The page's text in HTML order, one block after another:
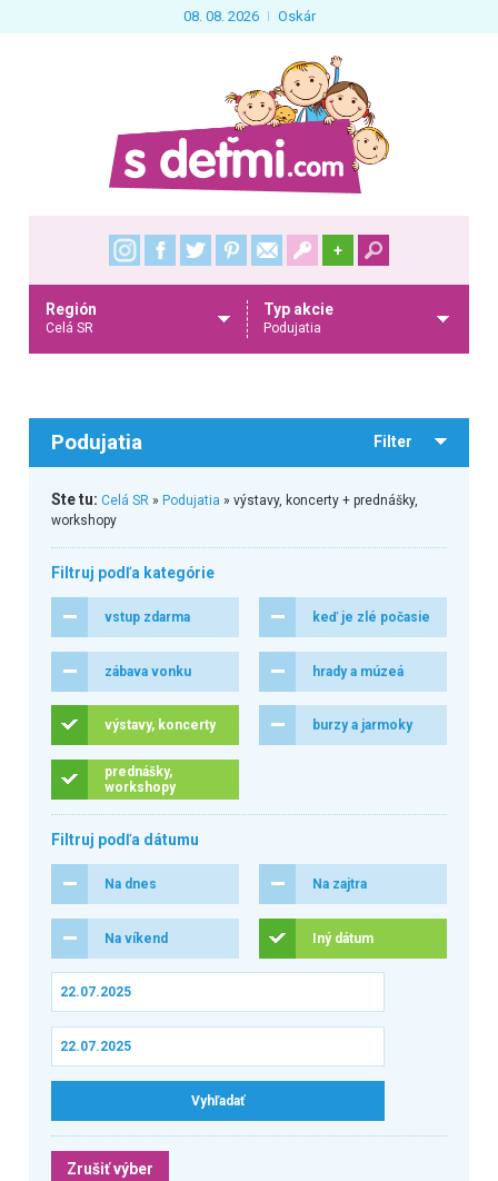
08. 08. 2026 Oskár
+
Región
Celá SR
Typ akcie
Podujatia
Podujatia Filter
Ste tu: Celá SR» Podujatia » výstavy, koncerty + prednášky,
workshopy
Filtruj podľa kategórie
vstup zdarma keď je zlé počasie
zábava vonku hrady a múzeá
výstavy, koncerty burzy a jarmoky
prednášky,
workshopy
Filtruj podľa dátumu
Na dnes Na zajtra
Na víkend Iný dátum
Zrušiť výber